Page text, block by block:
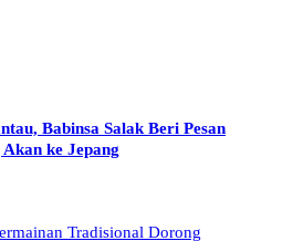
Babinsa Salak Beri Pesan
ke Jepang